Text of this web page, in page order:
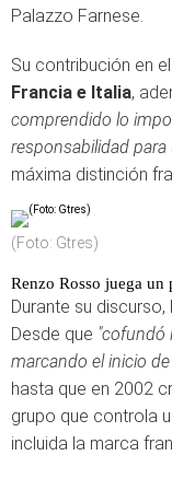
Palazzo Farnese.
Su contribución en
Francia e Italia,
comprendido lo
responsabilidad para
máxima distinción
(Foto: Gtres)
Renzo Rosso juega
Durante su
Desde que "cofundó
marcando el inicio
hasta que en 2002
grupo que controla
incluida la marca